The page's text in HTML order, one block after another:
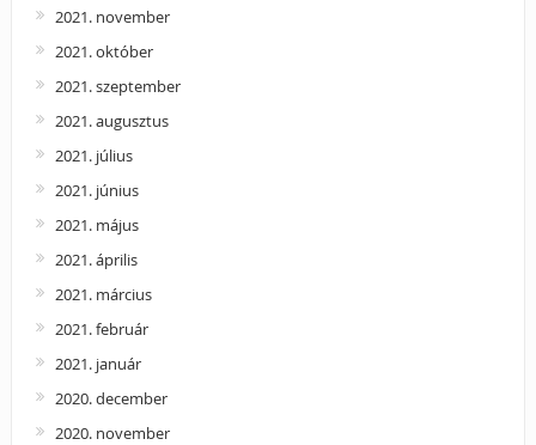
2021. november
2021. október
2021. szeptember
2021. augusztus
2021. július
2021. június
2021. május
2021. április
2021. március
2021. február
2021. január
2020. december
2020. november